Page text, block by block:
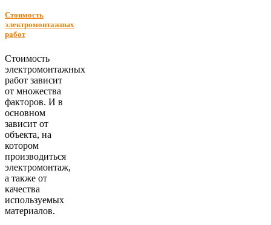
Стоимость
электромонтажных
работ
Стоимость
электромонтажных
работ зависит
от множества
факторов. И в
основном
зависит от
объекта, на
котором
производиться
электромонтаж,
а также от
качества
используемых
материалов.